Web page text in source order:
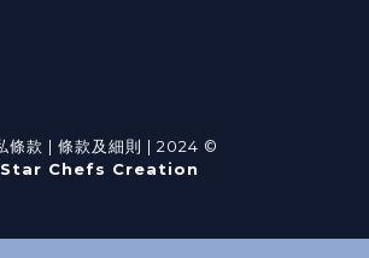
條款 | 條款及細則 | 2024 ©
Star Chefs Creation